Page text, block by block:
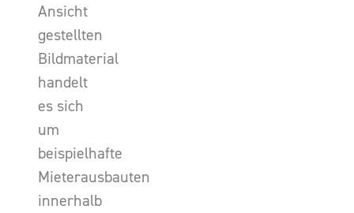
Ansicht
gestellten
Bildmaterial
handelt
es sich
um
beispielhafte
Mieterausbauten
innerhalb